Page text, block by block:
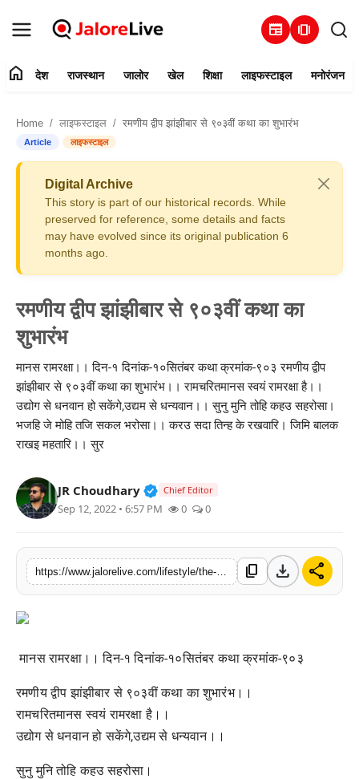
newspaper amp_stories
संपर्क करें
राजस्थान
खेल
शिक्षा
लाइफस्टाइल
मनोरंजन
विशेष
home देश राजस्थान जालोर खेल शिक्षा लाइफस्टाइल मनोरंजन
Home लाइफस्टाइल रमणीय द्वीप झांझीबार से ९०३वीं कथा का शुभारंभ
Article लाइफस्टाइल
Digital Archive
This story is part of our historical records. While
preserved for reference, some details and facts
may have evolved since its original publication 6
months ago.
रमणीय द्वीप झांझीबार से ९०३वीं कथा का
शुभारंभ
मानस रामरक्षा।। दिन-१ दिनांक-१०सितंबर कथा क्रमांक-९०३ रमणीय द्वीप
झांझीबार से ९०३वीं कथा का शुभारंभ।। रामचरितमानस स्वयं रामरक्षा है।।
उद्योग से धनवान हो सकेंगे,उद्यम से धन्यवान।। सुनु मुनि तोहि कहउ सहरोसा।
भजहि जे मोहि तजि सकल भरोसा।। करउ सदा तिन्ह के रखवारि। जिमि बालक
राखइ महतारि।। सुर
JR Choudhary Verified Public Figure • 30 Mar,
Chief Editor
Sep 12, 2022 • 6:57 PM 0 0
content_copy download share
मानस रामरक्षा।। दिन-१ दिनांक-१०सितंबर कथा क्रमांक-९०३
रमणीय द्वीप झांझीबार से ९०३वीं कथा का शुभारंभ।।
रामचरितमानस स्वयं रामरक्षा है।।
उद्योग से धनवान हो सकेंगे,उद्यम से धन्यवान।।
सुनु मुनि तोहि कहउ सहरोसा।